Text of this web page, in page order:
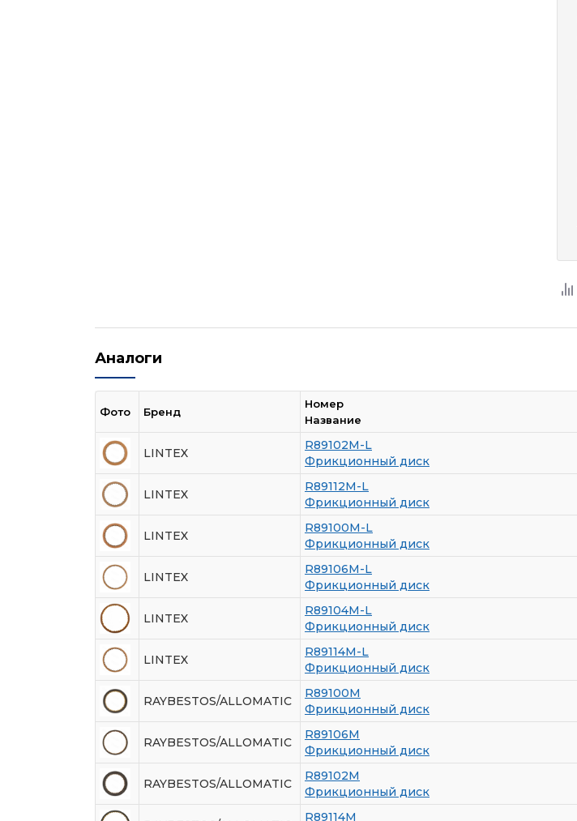
Аналоги
Фото Бренд
Номер
Название
LINTEX
R89102M-L
Фрикционный диск
LINTEX
R89112M-L
Фрикционный диск
LINTEX
R89100M-L
Фрикционный диск
LINTEX
R89106M-L
Фрикционный диск
LINTEX
R89104M-L
Фрикционный диск
LINTEX
R89114M-L
Фрикционный диск
RAYBESTOS/ALLOMATIC
R89100M
Фрикционный диск
RAYBESTOS/ALLOMATIC
R89106M
Фрикционный диск
RAYBESTOS/ALLOMATIC
R89102M
Фрикционный диск
R89114M